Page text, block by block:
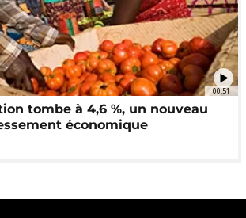
00:51
tombe à 4,6 %, un nouveau
économique